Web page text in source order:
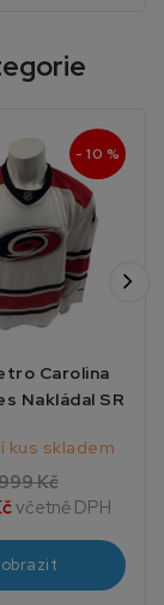
- 10 %
Carolina
Nakládal SR
kus skladem
Kč
včetně DPH